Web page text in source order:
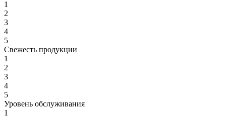
1
2
3
4
5
Свежесть продукции
1
2
3
4
5
Уровень обслуживания
1